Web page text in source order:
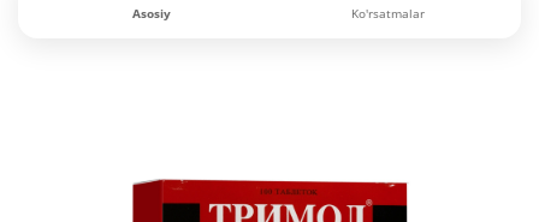
Asosiy Ko'rsatmalar